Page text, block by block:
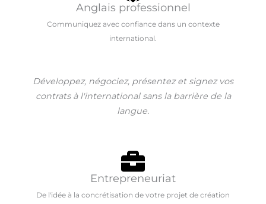
Anglais professionnel
Communiquez avec confiance dans un contexte
international.
Développez, négociez, présentez et signez vos
contrats à l'international sans la barrière de la
langue.
Entrepreneuriat
De l'idée à la concrétisation de votre projet de création